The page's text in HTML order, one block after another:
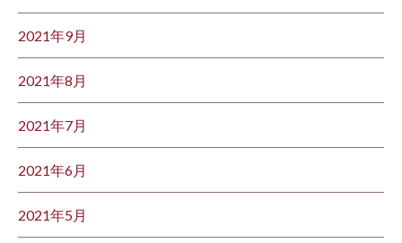
2021年9月
2021年8月
2021年7月
2021年6月
2021年5月